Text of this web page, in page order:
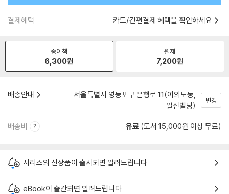
결제혜택 카드/간편결제 혜택을 확인하세요
종이책
6,300원
원제
7,200원
배송안내
서울특별시 영등포구 은행로 11(여의도동,
일신빌딩)
변경
배송비 유료 (도서 15,000원 이상 무료)
시리즈의 신상품이 출시되면 알려드립니다.
eBook이 출간되면 알려드립니다.